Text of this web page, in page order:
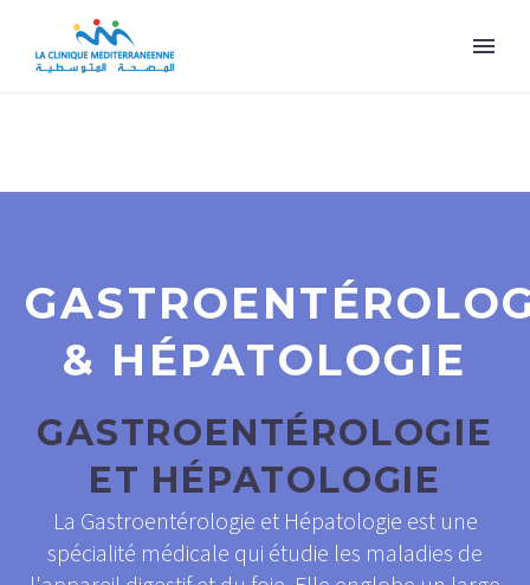
& HÉPATOLOGIE
GASTROENTÉROLOGIE
ET HÉPATOLOGIE
La Gastroentérologie et Hépatologie est une
spécialité médicale qui étudie les maladies de